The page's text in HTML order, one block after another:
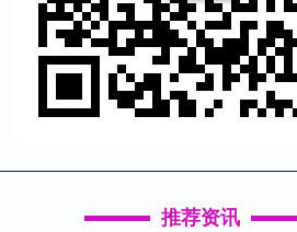
推荐资讯